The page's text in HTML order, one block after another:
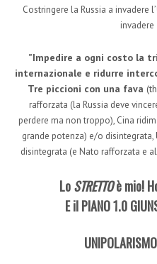
Costringere la Russia a invadere
invadere
”Impedire a ogni costo la
internazionale e ridurre
Tre piccioni con una fava
rafforzata (la Russia deve
perdere ma non troppo), Cina
grande potenza) e/o
disintegrata (e Nato rafforzata e
LoSTRETTOè mio!
E il PIANO 1.0